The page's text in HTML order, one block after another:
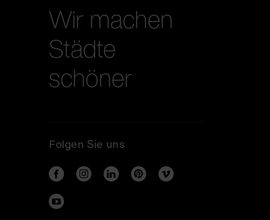
Wir machen
Städte
schöner
Folgen Sie uns